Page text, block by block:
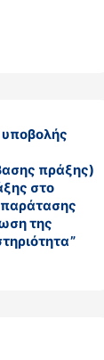
υποβολής
πράξης)
στο
της